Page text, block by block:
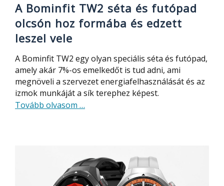
A Bominfit TW2 séta és futópad
olcsón hoz formába és edzett
leszel vele
A Bominfit TW2 egy olyan speciális séta és futópad,
amely akár 7%-os emelkedőt is tud adni, ami
megnöveli a szervezet energiafelhasználását és az
izmok munkáját a sík terephez képest.
Tovább olvasom about
és
futópad
…